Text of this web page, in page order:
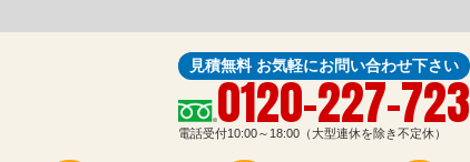
見積無料 お気軽にお問い合わせ下さい
0120-227-723
電話受付10:00～18:00（大型連休を除き不定休）